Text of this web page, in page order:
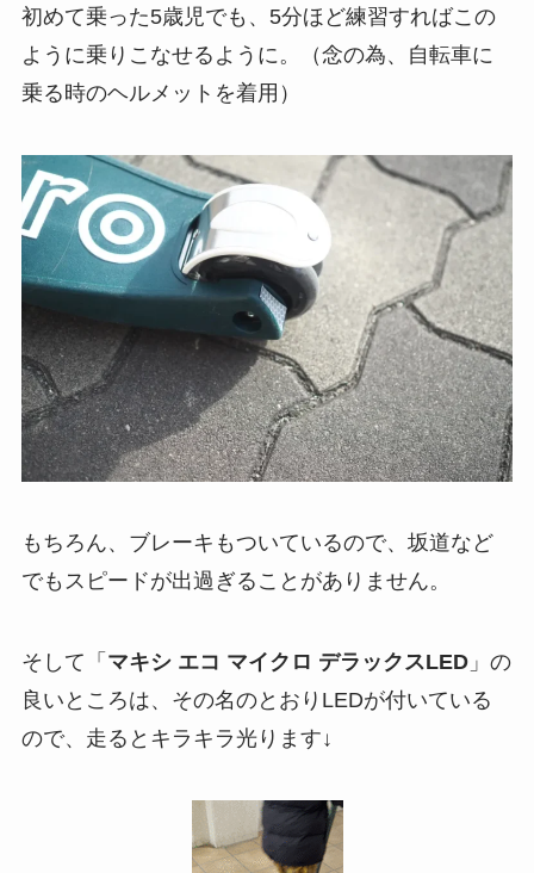
初めて乗った5歳児でも、5分ほど練習すればこの
ように乗りこなせるように。（念の為、自転車に
乗る時のヘルメットを着用）
もちろん、ブレーキもついているので、坂道など
でもスピードが出過ぎることがありません。
そして「 マキシ エコ マイクロ デラックスLED」の
良いところは、その名のとおりLEDが付いている
ので、走るとキラキラ光ります↓